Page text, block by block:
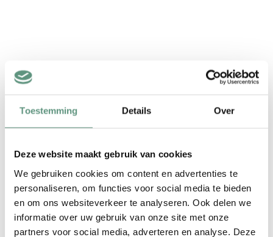
Toestemming Details Over
Deze website maakt gebruik van cookies
We gebruiken cookies om content en advertenties te
personaliseren, om functies voor social media te bieden
en om ons websiteverkeer te analyseren. Ook delen we
informatie over uw gebruik van onze site met onze
partners voor social media, adverteren en analyse. Deze